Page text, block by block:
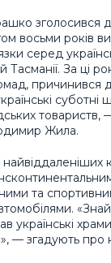
зголосився
восьми років
серед
Тасманії. За ці
причинився
суботні
товариств,
Жила.
та
українські
— згадують про